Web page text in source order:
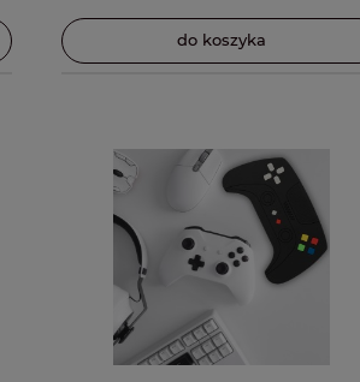
do koszyka